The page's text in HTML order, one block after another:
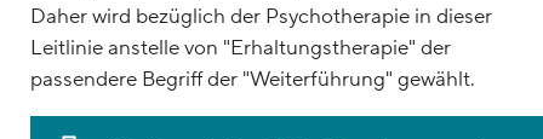
Daher wird bezüglich der Psychotherapie in dieser
Leitlinie anstelle von "Erhaltungstherapie" der
passendere Begriff der "Weiterführung" gewählt.